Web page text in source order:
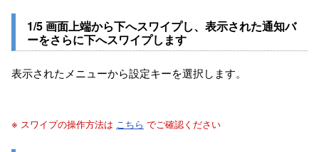
1/5 画面上端から下へスワイプし、表示された通知バ
ーをさらに下へスワイプします
表示されたメニューから設定キーを選択します。
※ スワイプの操作方法は こちら でご確認ください